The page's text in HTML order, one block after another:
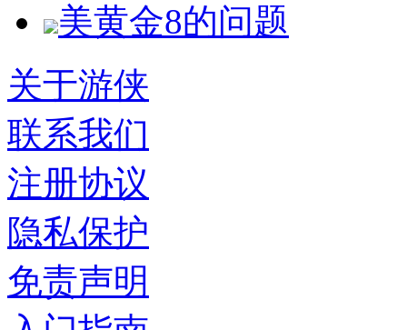
美黄金8的问题
关于游侠
联系我们
注册协议
隐私保护
免责声明